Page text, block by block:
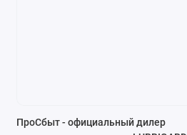
ПроСбыт - официальный дилер